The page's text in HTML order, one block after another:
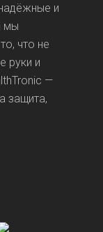
и
мы
что не
руки и
—
защита,